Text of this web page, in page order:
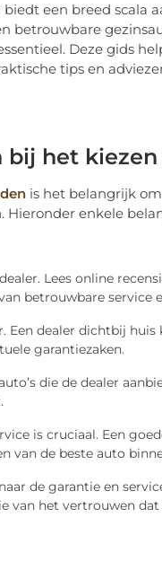
een breed scala
betrouwbare
Deze gids
tips en
het
is het belangrijk
enkele
Lees online
betrouwbare service
Een dealer dichtbij
garantiezaken.
die de dealer
is cruciaal. Een
van de beste auto
de garantie en
van het vertrouwen dat